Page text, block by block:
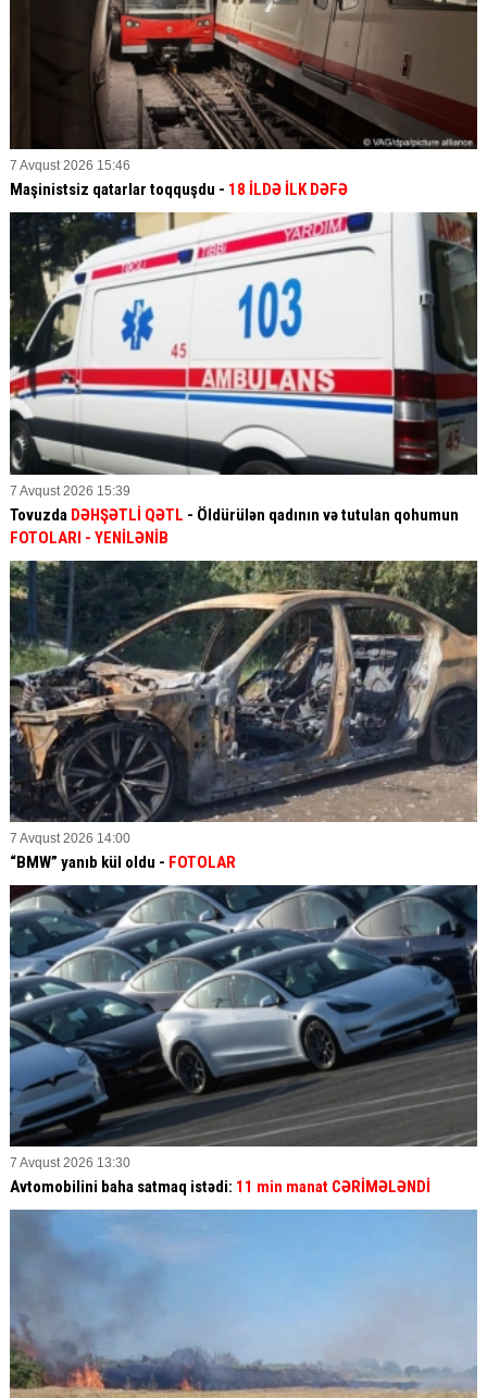
7 Avqust 2026 15:46
Maşinistsiz qatarlar toqquşdu - 18 İLDƏ İLK DƏFƏ
7 Avqust 2026 15:39
Tovuzda DƏHŞƏTLİ QƏTL - Öldürülən qadının və tutulan qohumun
FOTOLARI - YENİLƏNİB
7 Avqust 2026 14:00
“BMW” yanıb kül oldu - FOTOLAR
7 Avqust 2026 13:30
Avtomobilini baha satmaq istədi: 11 min manat CƏRİMƏLƏNDİ